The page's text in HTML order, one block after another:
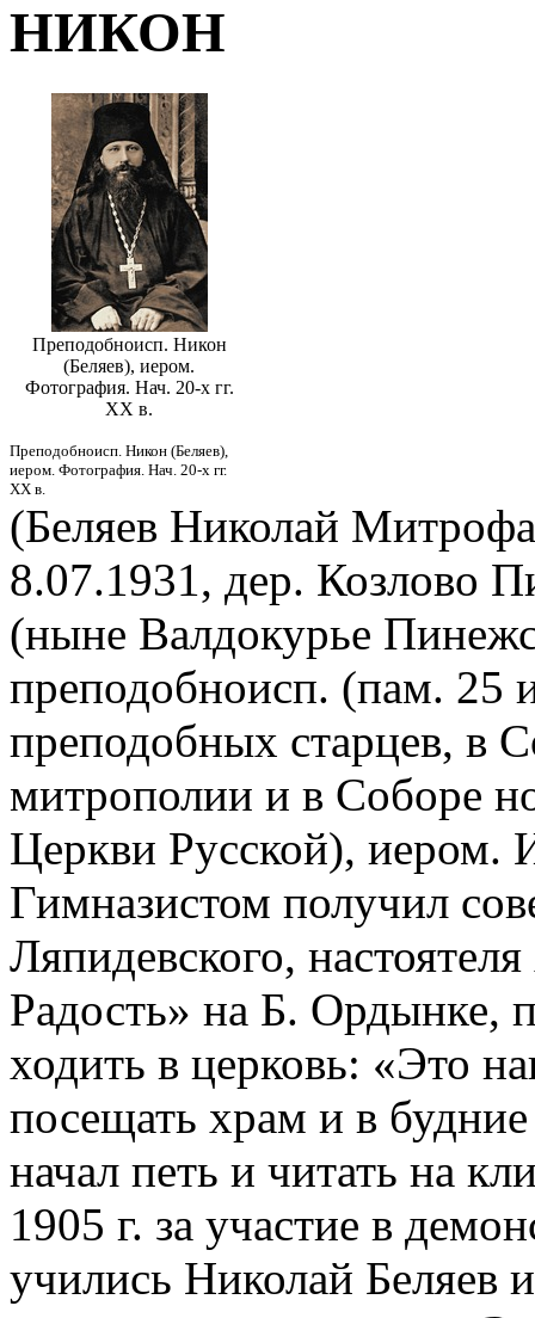
НИКОН
Преподобноисп. Никон
(Беляев), иером.
Фотография. Нач. 20-х гг.
XX в.
Преподобноисп. Никон (Беляев),
иером. Фотография. Нач. 20-х гг.
XX в.
(Беляев Николай
8.07.1931, дер. Козлово
(ныне Валдокурье
преподобноисп. (пам. 25
преподобных старцев, в
митрополии и в Соборе
Церкви Русской), иером.
Гимназистом получил
Ляпидевского,
Радость» на Б. Ордынке,
ходить в церковь: «Это
посещать храм и в
начал петь и читать на
1905 г. за участие в
учились Николай Беляев